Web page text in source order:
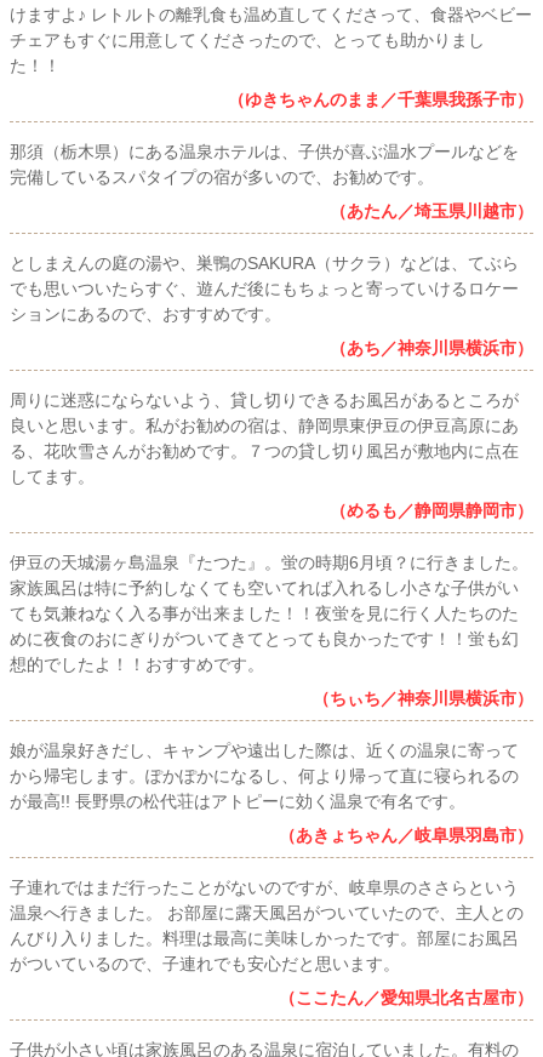
けますよ♪ レトルトの離乳食も温め直してくださって、食器やベビー
チェアもすぐに用意してくださったので、とっても助かりまし
た！！
（ゆきちゃんのまま／千葉県我孫子市）
那須（栃木県）にある温泉ホテルは、子供が喜ぶ温水プールなどを
完備しているスパタイプの宿が多いので、お勧めです。
（あたん／埼玉県川越市）
としまえんの庭の湯や、巣鴨のSAKURA（サクラ）などは、てぶら
でも思いついたらすぐ、遊んだ後にもちょっと寄っていけるロケー
ションにあるので、おすすめです。
（あち／神奈川県横浜市）
周りに迷惑にならないよう、貸し切りできるお風呂があるところが
良いと思います。私がお勧めの宿は、静岡県東伊豆の伊豆高原にあ
る、花吹雪さんがお勧めです。７つの貸し切り風呂が敷地内に点在
してます。
（めるも／静岡県静岡市）
伊豆の天城湯ヶ島温泉『たつた』。蛍の時期6月頃？に行きました。
家族風呂は特に予約しなくても空いてれば入れるし小さな子供がい
ても気兼ねなく入る事が出来ました！！夜蛍を見に行く人たちのた
めに夜食のおにぎりがついてきてとっても良かったです！！蛍も幻
想的でしたよ！！おすすめです。
（ちぃち／神奈川県横浜市）
娘が温泉好きだし、キャンプや遠出した際は、近くの温泉に寄って
から帰宅します。ぽかぽかになるし、何より帰って直に寝られるの
が最高!! 長野県の松代荘はアトピーに効く温泉で有名です。
（あきょちゃん／岐阜県羽島市）
子連れではまだ行ったことがないのですが、岐阜県のささらという
温泉へ行きました。 お部屋に露天風呂がついていたので、主人との
んびり入りました。料理は最高に美味しかったです。部屋にお風呂
がついているので、子連れでも安心だと思います。
（ここたん／愛知県北名古屋市）
子供が小さい頃は家族風呂のある温泉に宿泊していました。有料の